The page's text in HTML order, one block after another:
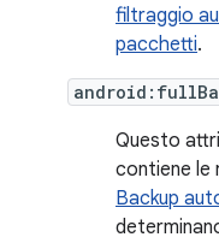
filtraggio
pacchetti.
Questo
contiene le
Backup